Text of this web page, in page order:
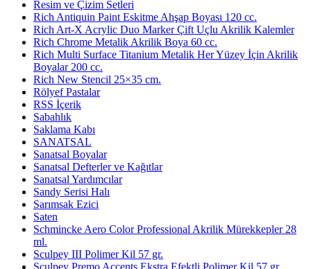
Resim ve Çizim Setleri
Rich Antiquin Paint Eskitme Ahşap Boyası 120 cc.
Rich Art-X Acrylic Duo Marker Çift Uçlu Akrilik Kalemler
Rich Chrome Metalik Akrilik Boya 60 cc.
Rich Multi Surface Titanium Metalik Her Yüzey İçin Akrilik
Boyalar 200 cc.
Rich New Stencil 25×35 cm.
Rölyef Pastalar
RSS İçerik
Sabahlık
Saklama Kabı
SANATSAL
Sanatsal Boyalar
Sanatsal Defterler ve Kağıtlar
Sanatsal Yardımcılar
Sandy Serisi Halı
Sarımsak Ezici
Saten
Schmincke Aero Color Professional Akrilik Mürekkepler 28
ml.
Sculpey III Polimer Kil 57 gr.